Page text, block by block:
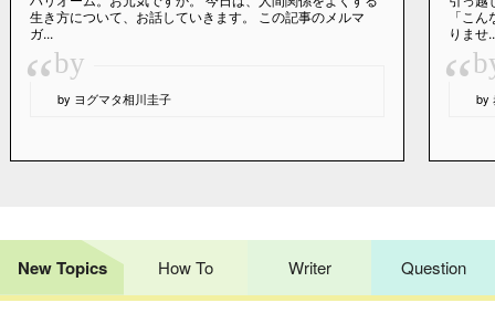
生き方について、お話していきます。 この記事のメルマ
ガ...
“by
by ヨグマタ相川圭子
「こ
りませ
“ by
New Topics How To Writer Question